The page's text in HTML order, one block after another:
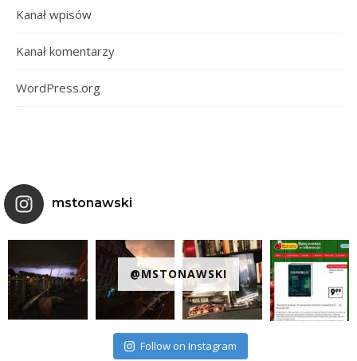
Kanał wpisów
Kanał komentarzy
WordPress.org
@MSTONAWSKI
mstonawski
Follow on Instagram